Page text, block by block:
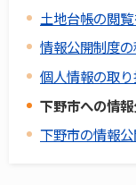
土地台帳の閲
情報公開制度
個人情報の取
下野市への情
下野市の情報